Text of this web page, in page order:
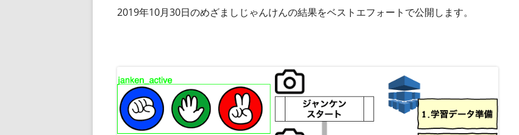
2019年10月30日のめざましじゃんけんの結果をベストエフォートで公開します。